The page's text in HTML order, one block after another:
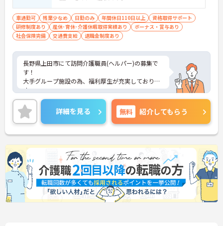
車通勤可 残業少なめ 日勤のみ 年間休日110日以上
資格取得サポート
研修制度あり
産休･育休･介護休暇取得実績あり
ボーナス・賞与あり
社会保険完備
交通費支給 退職金制度あり
長野県上田市にて訪問介護職員(ヘルパー)の募集で
す！
大手グループ施設の為、福利厚生が充実しておりま
す。
ヘルパー・オペレーター・看護職員の3名体制で安
心して業務ができます。日勤のみでリフレッシュ休
暇もありプライベートとの両立も可能♪
社内研修制度も充実しており、キャリアアップを目
指す方にもおすすめです。
ご興味のある方には、面接対策ポイントなどさらに
詳細をお話いたしますので、お気軽にご相談くださ
い。
詳細を見る 無料 紹介してもらう